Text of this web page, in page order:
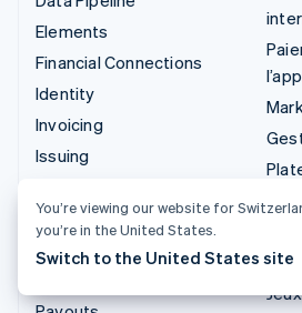
Elements
Financial Connections
Identity
Invoicing
Issuing
Managed Payments
Liens de paiement
SaaS
Jeux
You’re viewing our website for
you’re in the United States.
Switch to the United States site